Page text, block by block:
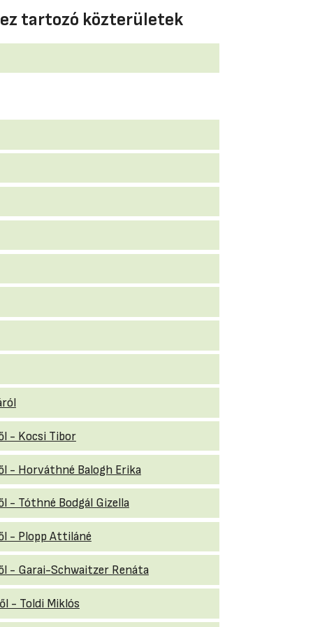
tartozó közterületek
- Kocsi Tibor
- Horváthné Balogh Erika
- Tóthné Bodgál Gizella
- Plopp Attiláné
- Garai-Schwaitzer Renáta
- Toldi Miklós